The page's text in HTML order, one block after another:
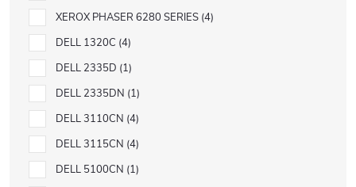
XEROX PHASER 6280 SERIES 4
DELL 1320C 4
DELL 2335D 1
DELL 2335DN 1
DELL 3110CN 4
DELL 3115CN 4
DELL 5100CN 1